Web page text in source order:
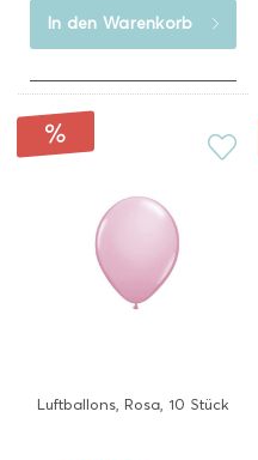
In den Warenkorb
Luftballons, Rosa, 10 Stück